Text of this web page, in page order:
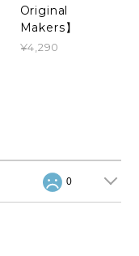
Original
Makers】
¥4,290
0